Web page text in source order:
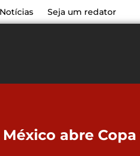
Seja um redator
México abre